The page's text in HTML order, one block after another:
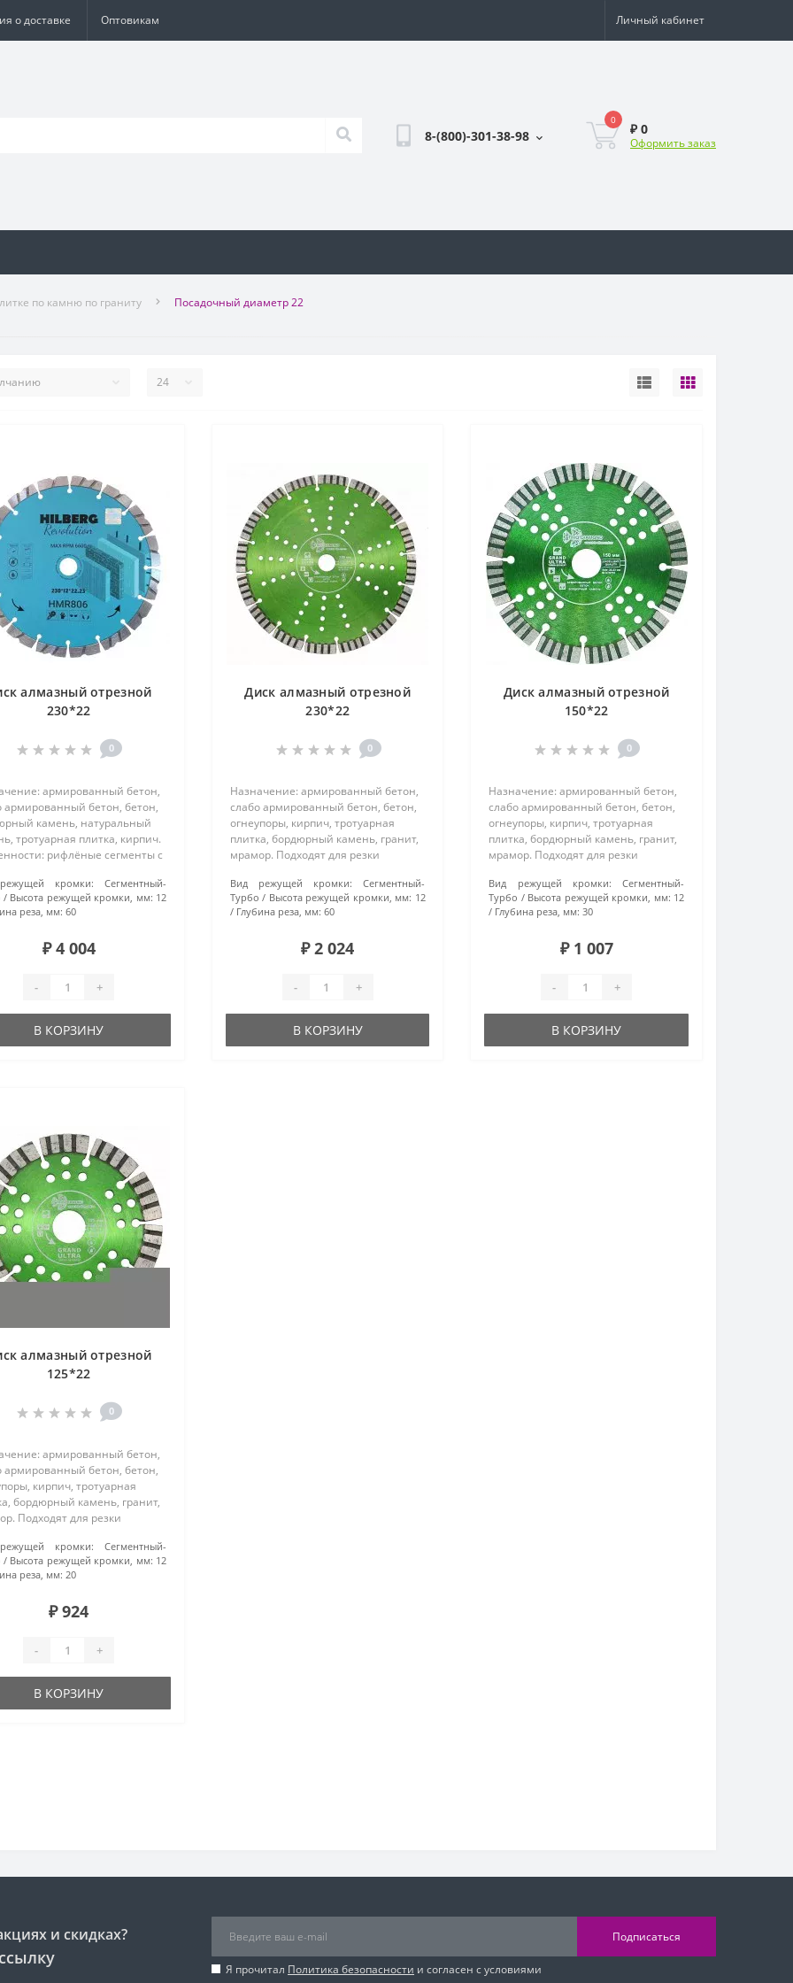
о доставке Оптовикам Личный кабинет
8-(800)-301-38-98
0
₽ 0
Оформить заказ
по камню по граниту Посадочный диаметр 22
алмазный отрезной
230*22
0
армированный бетон,
армированный бетон, бетон,
камень, натуральный
тротуарная плитка, кирпич.
рифлёные сегменты с
обеспечивают высокую
реза и высокий ресурс...
кромки:
Сегментный-
Высота режущей кромки, мм: 12
реза, мм: 60
₽ 4 004
- +
В КОРЗИНУ
Диск алмазный отрезной
230*22
0
Назначение: армированный бетон,
слабо армированный бетон, бетон,
огнеупоры, кирпич, тротуарная
плитка, бордюрный камень, гранит,
мрамор. Подходят для резки
твердости. Особенности: турбо-
сегментные диски произведены
методом горяч..
Вид режущей кромки:
Сегментный-
Турбо
Высота режущей кромки, мм: 12
Глубина реза, мм: 60
₽ 2 024
- +
В КОРЗИНУ
Диск алмазный отрезной
150*22
0
Назначение: армированный бетон,
слабо армированный бетон, бетон,
огнеупоры, кирпич, тротуарная
плитка, бордюрный камень, гранит,
мрамор. Подходят для резки
твердости. Особенности: турбо-
сегментные диски произведены
методом горяч..
Вид режущей кромки:
Сегментный-
Турбо
Высота режущей кромки, мм: 12
Глубина реза, мм: 30
₽ 1 007
- +
В КОРЗИНУ
алмазный отрезной
125*22
0
армированный бетон,
армированный бетон, бетон,
кирпич, тротуарная
бордюрный камень, гранит,
Подходят для резки
Особенности: турбо-
диски произведены
горяч..
кромки:
Сегментный-
Высота режущей кромки, мм: 12
реза, мм: 20
₽ 924
- +
В КОРЗИНУ
и скидках? Подписаться
Я прочитал Политика безопасности и согласен с условиями